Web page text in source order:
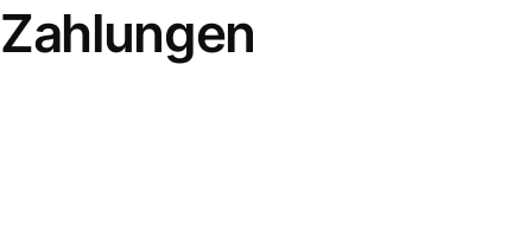
Zahlungen